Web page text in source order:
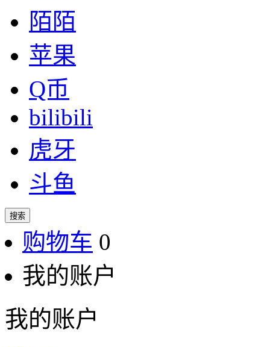
陌陌
苹果
Q币
bilibili
虎牙
斗鱼
搜索
购物车 0
我的账户
我的账户